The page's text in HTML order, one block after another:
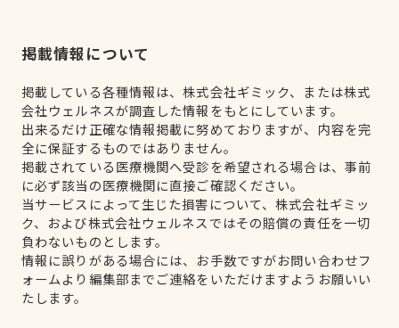
掲載情報について
掲載している各種情報は、株式会社ギミック、または株式
会社ウェルネスが調査した情報をもとにしています。
出来るだけ正確な情報掲載に努めておりますが、内容を完
全に保証するものではありません。
掲載されている医療機関へ受診を希望される場合は、事前
に必ず該当の医療機関に直接ご確認ください。
当サービスによって生じた損害について、株式会社ギミッ
ク、および株式会社ウェルネスではその賠償の責任を一切
負わないものとします。
情報に誤りがある場合には、お手数ですがお問い合わせフ
ォームより編集部までご連絡をいただけますようお願いい
たします。